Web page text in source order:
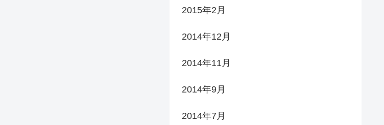
2015年2月
2014年12月
2014年11月
2014年9月
2014年7月